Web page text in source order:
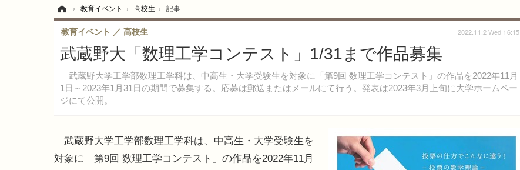
› 教育イベント › 高校生 › 記事
武蔵野大「数理工学コンテスト」1/31まで作品募集
武蔵野大学工学部数理工学科は、中高生・大学受験生を対象に「第9回 数理工学コンテスト」の作品を2022年11月
1日～2023年1月31日の期間で募集する。応募は郵送またはメールにて行う。発表は2023年3月上旬に大学ホームペー
ジにて公開。
教育イベント 高校生 2022.11.2 Wed 16:15
武蔵野大学工学部数理工学科は、中高生・大学受験生を
対象に「第9回 数理工学コンテスト」の作品を2022年11月